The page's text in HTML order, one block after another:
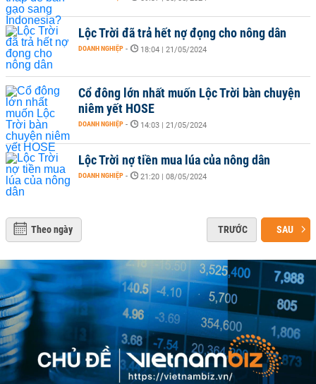
Lộc Trời đã trả hết nợ đọng cho nông dân
DOANH NGHIỆP - 18:04 | 21/05/2024
Cổ đông lớn nhất muốn Lộc Trời bàn chuyện
niêm yết HOSE
DOANH NGHIỆP - 14:03 | 21/05/2024
Lộc Trời nợ tiền mua lúa của nông dân
DOANH NGHIỆP - 21:20 | 08/05/2024
Theo ngày TRƯỚC SAU